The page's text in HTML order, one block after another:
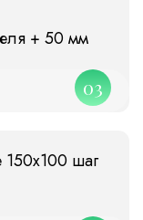
+ 50 мм
03
150х100 шаг